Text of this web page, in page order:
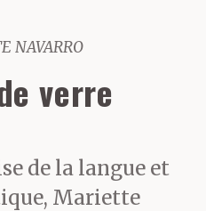
NAVARRO
verre
de la langue et
Mariette